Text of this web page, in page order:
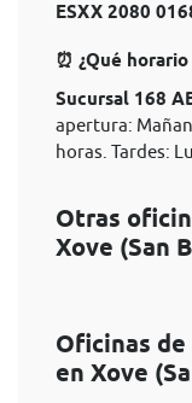
ESXX 2080
⏰ ¿Qué
Sucursal 168
apertura:
horas. Tardes:
Otras
Xove (San
Oficinas
en Xove